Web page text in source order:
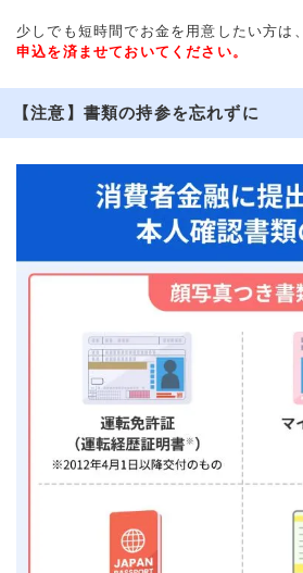
少しでも短時間でお金を用意したい方は、
申込を済ませておいてください。
【注意】書類の持参を忘れずに